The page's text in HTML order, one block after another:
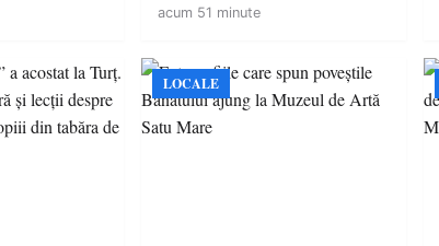
acum 51 minute
LOCALE